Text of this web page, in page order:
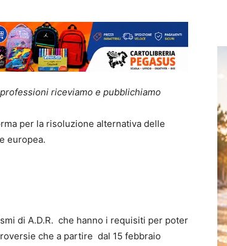
riceviamo e pubblichiamo
per la risoluzione alternativa delle
europea.
di A.D.R. che hanno i requisiti per poter
che a partire dal 15 febbraio